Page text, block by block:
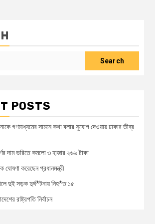
Search
POSTS
গণমাধ্যমের সামনে কথা বলার সুযোগ দেওয়ায় ঢাকার তীব্র
দাম ভরিতে কমলো ৩ হাজার ২৬৬ টাকা
ঘোষণা করেছেন প্রধানমন্ত্রী
দুই সড়ক দুর্ঘ*টনায় নিহ*ত ১৫
রাষ্ট্রপতি নির্বাচন